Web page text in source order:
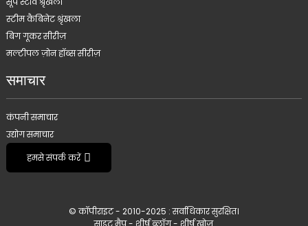
स्टीम कैबिनेट श्रृंखला
बिग गूकर सीरीज़
मल्टीपल ज़ोन हॉब्स सीरीज़
समाचार
कंपनी समाचार
उद्योग समाचार
हमसे संपर्क करें
© कॉपीराइट - 2010-2025 : सर्वाधिकार सुरक्षित।
साइट मैप- शीर्ष ब्लॉग- शीर्ष खोज